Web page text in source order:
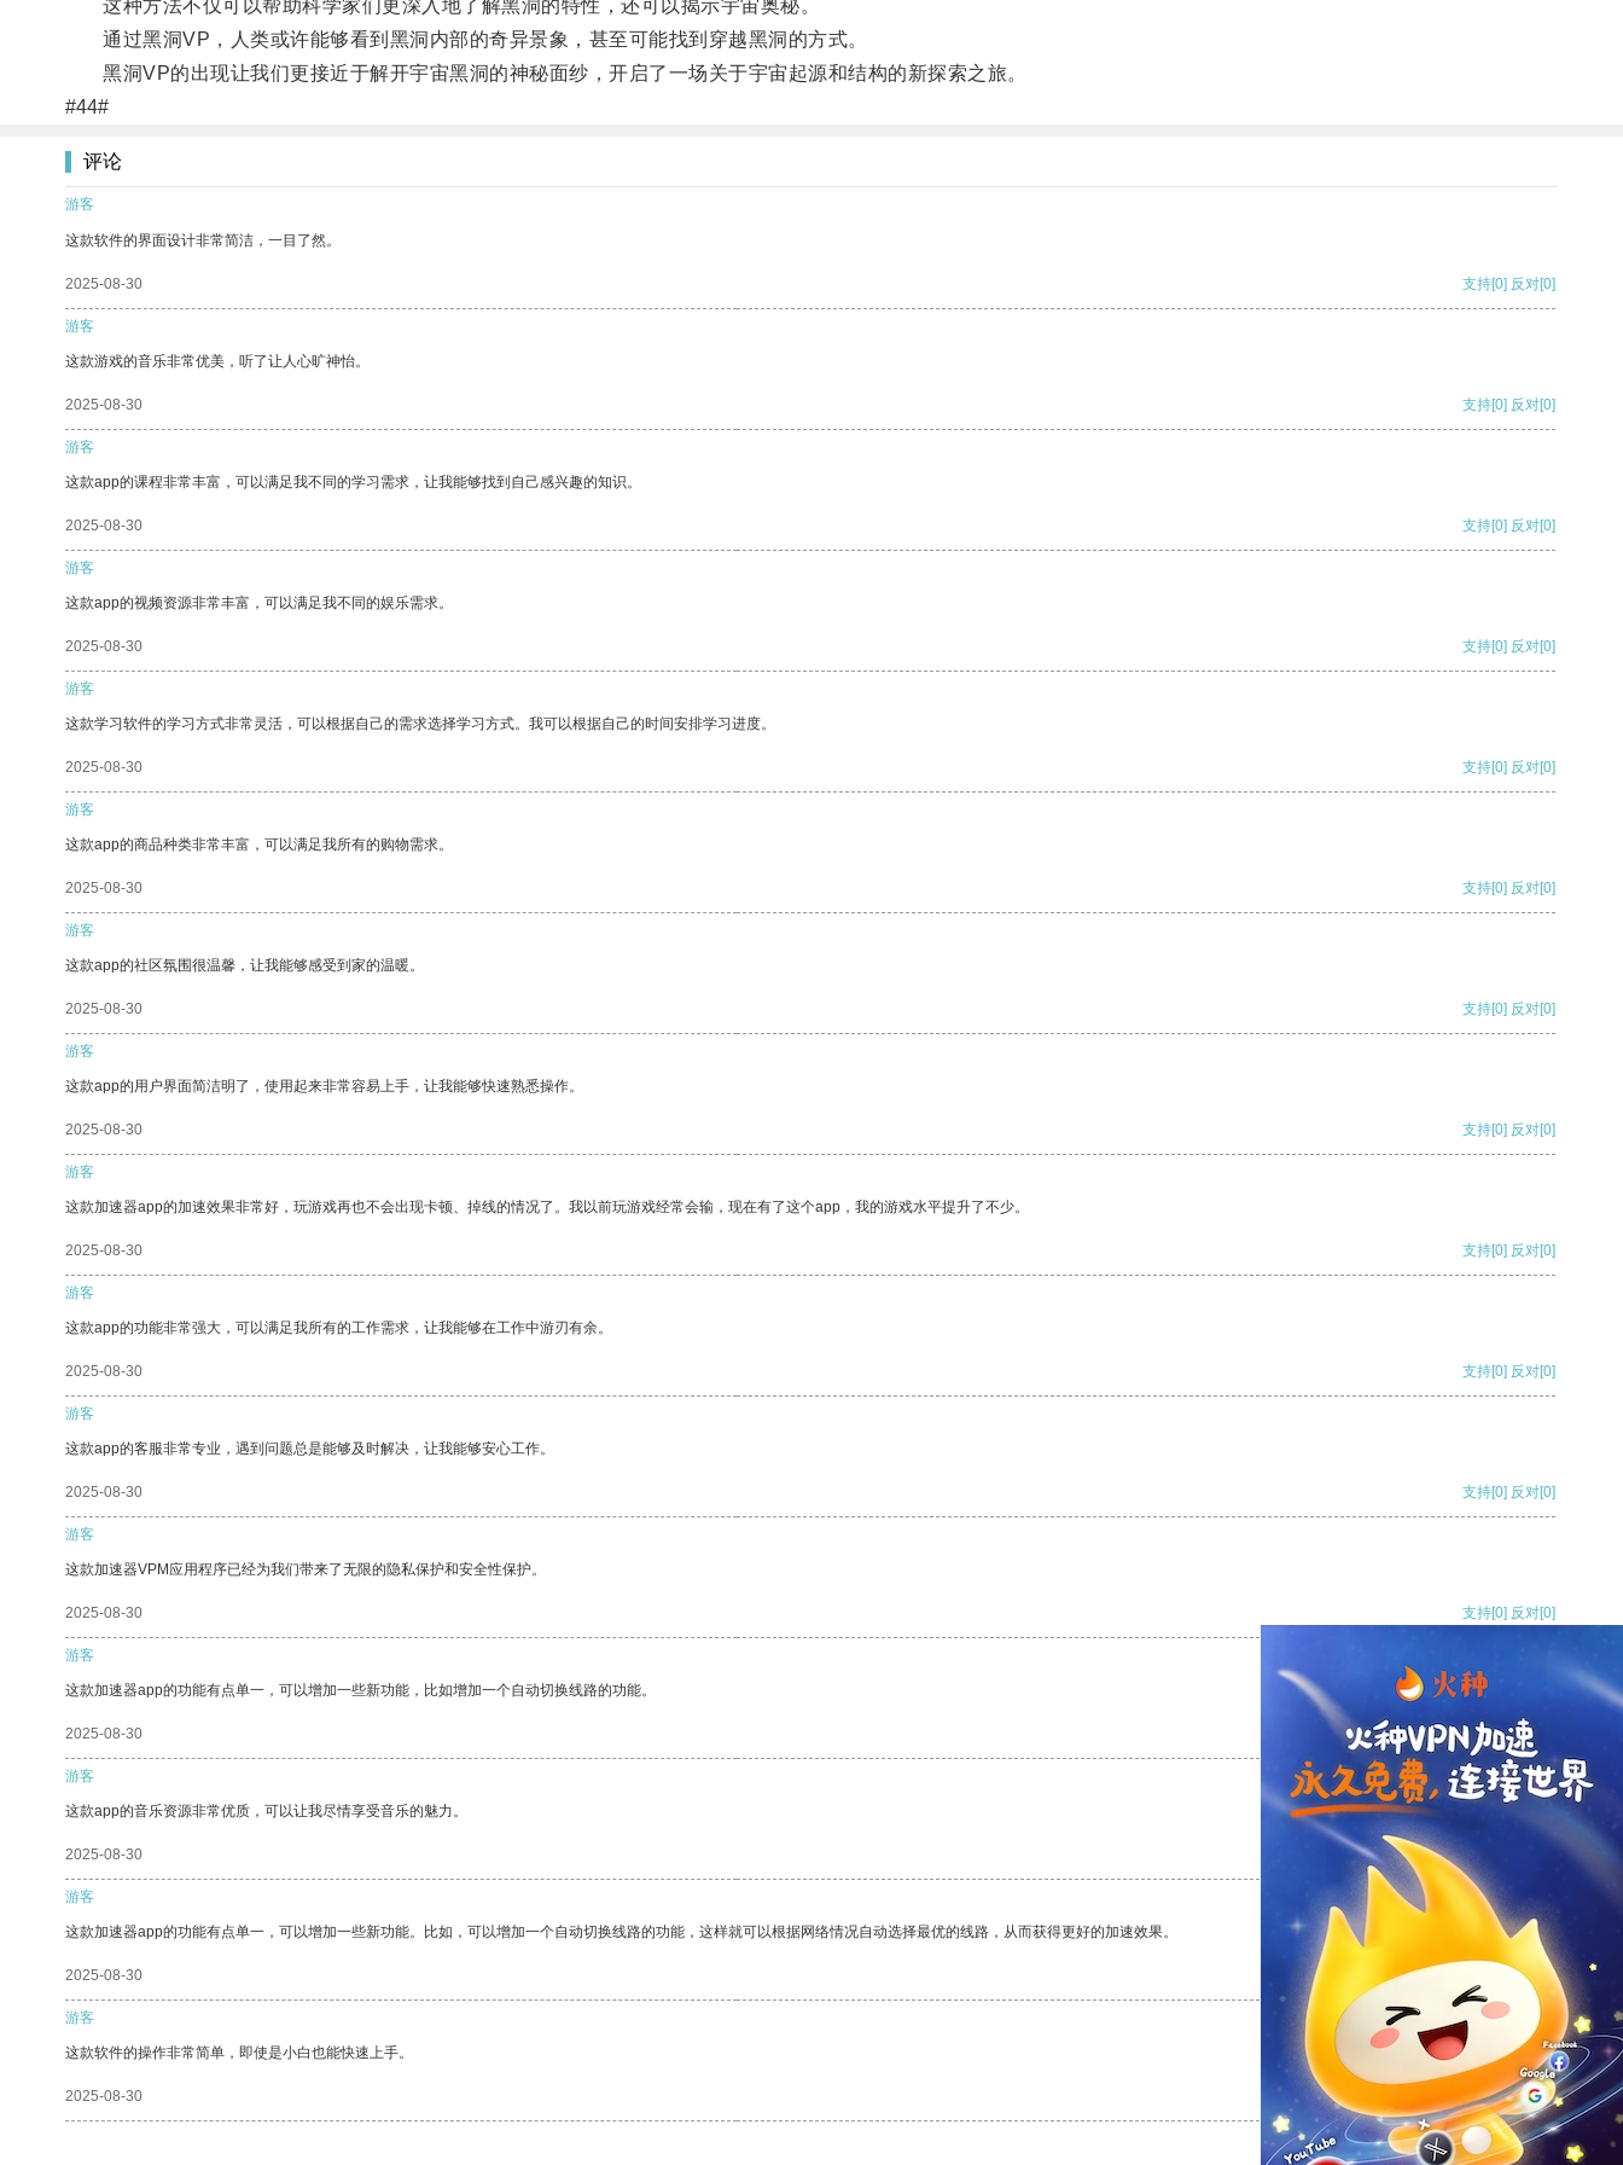
这种方法不仅可以帮助科学家们更深入地了解黑洞的特性，还可以揭示宇宙奥秘。
通过黑洞VP，人类或许能够看到黑洞内部的奇异景象，甚至可能找到穿越黑洞的方式。
黑洞VP的出现让我们更接近于解开宇宙黑洞的神秘面纱，开启了一场关于宇宙起源和结构的新探索之旅。
#44#
评论
游客
这款软件的界面设计非常简洁，一目了然。
2025-08-30 支持[0] 反对[0]
游客
这款游戏的音乐非常优美，听了让人心旷神怡。
2025-08-30 支持[0] 反对[0]
游客
这款app的课程非常丰富，可以满足我不同的学习需求，让我能够找到自己感兴趣的知识。
2025-08-30 支持[0] 反对[0]
游客
这款app的视频资源非常丰富，可以满足我不同的娱乐需求。
2025-08-30 支持[0] 反对[0]
游客
这款学习软件的学习方式非常灵活，可以根据自己的需求选择学习方式。我可以根据自己的时间安排学习进度。
2025-08-30 支持[0] 反对[0]
游客
这款app的商品种类非常丰富，可以满足我所有的购物需求。
2025-08-30 支持[0] 反对[0]
游客
这款app的社区氛围很温馨，让我能够感受到家的温暖。
2025-08-30 支持[0] 反对[0]
游客
这款app的用户界面简洁明了，使用起来非常容易上手，让我能够快速熟悉操作。
2025-08-30 支持[0] 反对[0]
游客
这款加速器app的加速效果非常好，玩游戏再也不会出现卡顿、掉线的情况了。我以前玩游戏经常会输，现在有了这个app，我的游戏水平提升了不少。
2025-08-30 支持[0] 反对[0]
游客
这款app的功能非常强大，可以满足我所有的工作需求，让我能够在工作中游刃有余。
2025-08-30 支持[0] 反对[0]
游客
这款app的客服非常专业，遇到问题总是能够及时解决，让我能够安心工作。
2025-08-30 支持[0] 反对[0]
游客
这款加速器VPM应用程序已经为我们带来了无限的隐私保护和安全性保护。
2025-08-30 支持[0] 反对[0]
游客
这款加速器app的功能有点单一，可以增加一些新功能，比如增加一个自动切换线路的功能。
2025-08-30 支持[0] 反对
游客
这款app的音乐资源非常优质，可以让我尽情享受音乐的魅力。
2025-08-30 支持
游客
这款加速器app的功能有点单一，可以增加一些新功能。比如，可以增加一个自动切换线路的功能，这样就可以根据网络情况自动选择最优的线路，从而获得更好的加速效果。
2025-08-30 反对 [0]
游客
这款软件的操作非常简单，即使是小白也能快速上手。
2025-08-30 支持[0] 反对[0]